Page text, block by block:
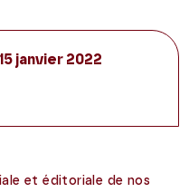
janvier 2022
et éditoriale de nos